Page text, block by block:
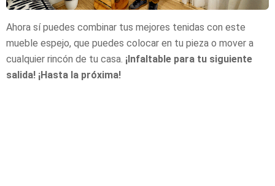
Ahora sí puedes combinar tus mejores tenidas con este
mueble espejo, que puedes colocar en tu pieza o mover a
cualquier rincón de tu casa. ¡Infaltable para tu siguiente
salida! ¡Hasta la próxima!